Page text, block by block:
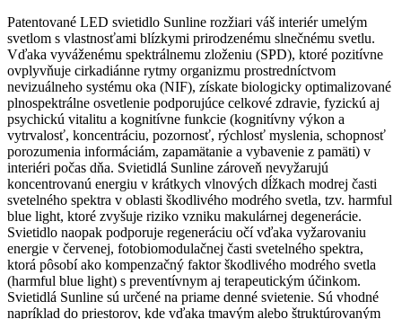
Patentované LED svietidlo Sunline rozžiari váš interiér umelým
svetlom s vlastnosťami blízkymi prirodzenému slnečnému svetlu.
Vďaka vyváženému spektrálnemu zloženiu (SPD), ktoré pozitívne
ovplyvňuje cirkadiánne rytmy organizmu prostredníctvom
nevizuálneho systému oka (NIF), získate biologicky optimalizované
plnospektrálne osvetlenie podporujúce celkové zdravie, fyzickú aj
psychickú vitalitu a kognitívne funkcie (kognitívny výkon a
vytrvalosť, koncentráciu, pozornosť, rýchlosť myslenia, schopnosť
porozumenia informáciám, zapamätanie a vybavenie z pamäti) v
interiéri počas dňa. Svietidlá Sunline zároveň nevyžarujú
koncentrovanú energiu v krátkych vlnových dĺžkach modrej časti
svetelného spektra v oblasti škodlivého modrého svetla, tzv. harmful
blue light, ktoré zvyšuje riziko vzniku makulárnej degenerácie.
Svietidlo naopak podporuje regeneráciu očí vďaka vyžarovaniu
energie v červenej, fotobiomodulačnej časti svetelného spektra,
ktorá pôsobí ako kompenzačný faktor škodlivého modrého svetla
(harmful blue light) s preventívnym aj terapeutickým účinkom.
Svietidlá Sunline sú určené na priame denné svietenie. Sú vhodné
napríklad do priestorov, kde vďaka tmavým alebo štruktúrovaným